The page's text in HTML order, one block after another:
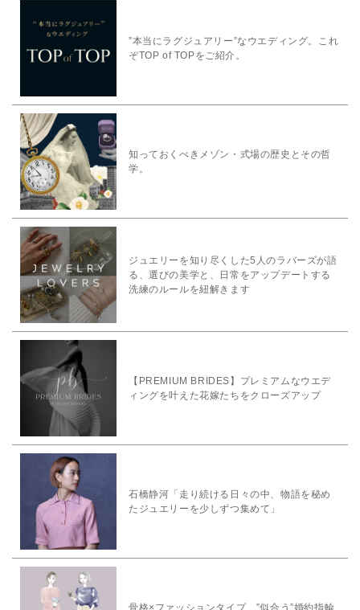
”本当にラグジュアリー”なウエディング。これ
ぞTOP of TOPをご紹介。
知っておくべきメゾン・式場の歴史とその哲
学。
ジュエリーを知り尽くした5人のラバーズが語
る、選びの美学と、日常をアップデートする
洗練のルールを紐解きます
【PREMIUM BRIDES】プレミアムなウエデ
ィングを叶えた花嫁たちをクローズアップ
石橋静河「走り続ける日々の中、物語を秘め
たジュエリーを少しずつ集めて」
骨格×ファッションタイプ ”似合う”婚約指輪